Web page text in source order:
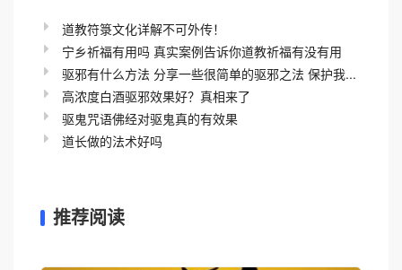
道教符箓文化详解不可外传！
宁乡祈福有用吗 真实案例告诉你道教祈福有没有用
驱邪有什么方法 分享一些很简单的驱邪之法 保护我...
高浓度白酒驱邪效果好？真相来了
驱鬼咒语佛经对驱鬼真的有效果
道长做的法术好吗
推荐阅读